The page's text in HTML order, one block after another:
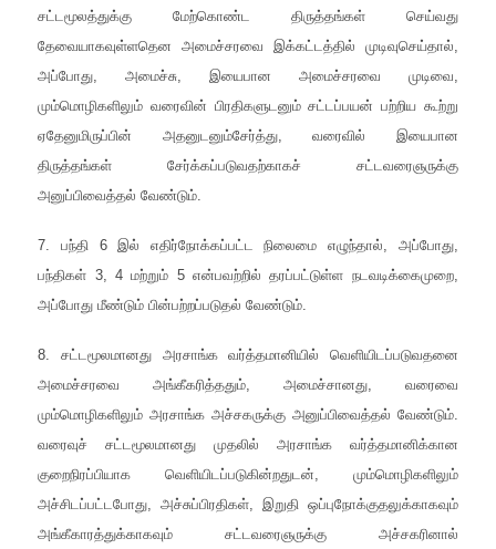
சட்டமூலத்துக்கு மேற்கொண்ட திருத்தங்கள் செய்வது
தேவையாகவுள்ளதென அமைச்சரவை இக்கட்டத்தில் முடிவுசெய்தால்,
அப்போது, அமைச்சு, இயைபான அமைச்சரவை முடிவை,
மும்மொழிகளிலும் வரைவின் பிரதிகளுடனும் சட்டப்பயன் பற்றிய கூற்று
ஏதேனுமிருப்பின் அதனுடனும்சேர்த்து, வரைவில் இயைபான
திருத்தங்கள் சேர்க்கப்படுவதற்காகச் சட்டவரைஞருக்கு
அனுப்பிவைத்தல் வேண்டும்.
7. பந்தி 6 இல் எதிர்நோக்கப்பட்ட நிலைமை எழுந்தால், அப்போது,
பந்திகள் 3, 4 மற்றும் 5 என்பவற்றில் தரப்பட்டுள்ள நடவடிக்கைமுறை,
அப்போது மீண்டும் பின்பற்றப்படுதல் வேண்டும்.
8. சட்டமூலமானது அரசாங்க வர்த்தமானியில் வெளியிடப்படுவதனை
அமைச்சரவை அங்கீகரித்ததும், அமைச்சானது, வரைவை
மும்மொழிகளிலும் அரசாங்க அச்சகருக்கு அனுப்பிவைத்தல் வேண்டும்.
வரைவுச் சட்டமூலமானது முதலில் அரசாங்க வர்த்தமானிக்கான
குறைநிரப்பியாக வெளியிடப்படுகின்றதுடன், மும்மொழிகளிலும்
அச்சிடப்பட்டபோது, அச்சுப்பிரதிகள், இறுதி ஒப்புநோக்குதலுக்காகவும்
அங்கீகாரத்துக்காகவும் சட்டவரைஞருக்கு அச்சகரினால்